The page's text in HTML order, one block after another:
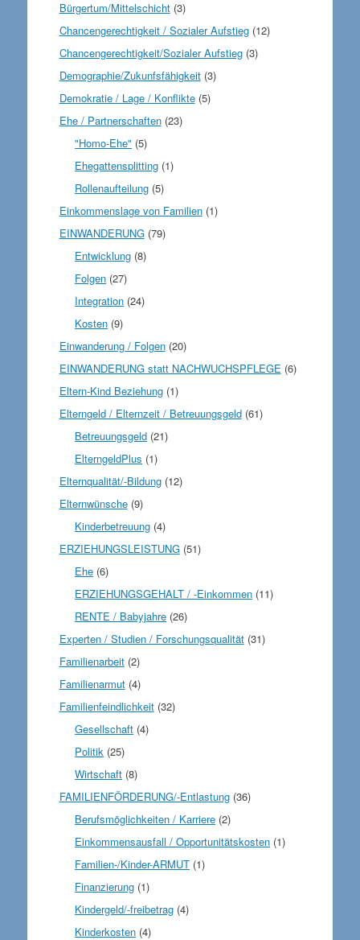
Bürgertum/Mittelschicht(3)
Chancengerechtigkeit / Sozialer Aufstieg(12)
Chancengerechtigkeit/Sozialer Aufstieg(3)
Demographie/Zukunfsfähigkeit(3)
Demokratie / Lage / Konflikte(5)
Ehe / Partnerschaften(23)
"Homo-Ehe" (5)
Ehegattensplitting (1)
Rollenaufteilung (5)
Einkommenslage von Familien(1)
EINWANDERUNG(79)
Entwicklung (8)
Folgen (27)
Integration (24)
Kosten (9)
Einwanderung / Folgen(20)
EINWANDERUNG statt NACHWUCHSPFLEGE (6)
Eltern-Kind Beziehung(1)
Elterngeld / Elternzeit / Betreuungsgeld(61)
Betreuungsgeld (21)
ElterngeldPlus (1)
Elternqualität/-Bildung(12)
Elternwünsche(9)
Kinderbetreuung (4)
ERZIEHUNGSLEISTUNG(51)
Ehe (6)
ERZIEHUNGSGEHALT / -Einkommen (11)
RENTE / Babyjahre (26)
Experten / Studien / Forschungsqualität(31)
Familienarbeit(2)
Familienarmut(4)
Familienfeindlichkeit(32)
Gesellschaft (4)
Politik (25)
Wirtschaft (8)
FAMILIENFÖRDERUNG/-Entlastung(36)
Berufsmöglichkeiten / Karriere (2)
Einkommensausfall / Opportunitätskosten (1)
Familien-/Kinder-ARMUT (1)
Finanzierung (1)
Kindergeld/-freibetrag (4)
Kinderkosten (4)